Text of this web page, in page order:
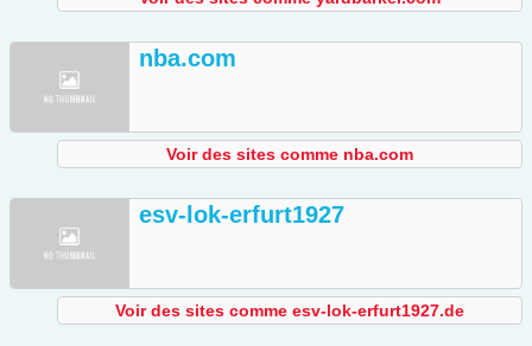
nba.com
Voir des sites comme nba.com
esv-lok-erfurt1927
Voir des sites comme esv-lok-erfurt1927.de